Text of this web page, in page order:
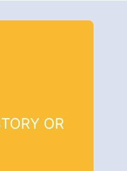
OR